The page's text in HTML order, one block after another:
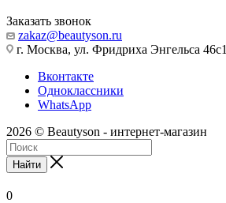
Заказать звонок
zakaz@beautyson.ru
г. Москва, ул. Фридриха Энгельса 46с1
Вконтакте
Одноклассники
WhatsApp
2026 © Beautyson - интернет-магазин
Найти
0